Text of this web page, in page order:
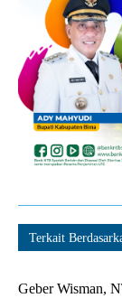
Terkait
Geber Wisman,